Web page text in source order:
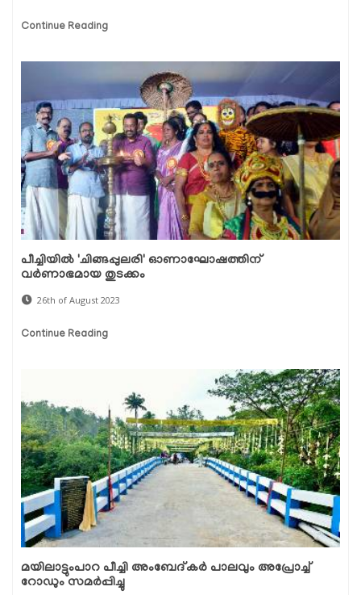
Continue Reading
പീച്ചിയില്‍ 'ചിങ്ങപ്പുലരി' ഓണാഘോഷത്തിന്
വര്‍ണാഭമായ തുടക്കം
26th of August 2023
Continue Reading
മയിലാട്ടുംപാറ പീച്ചി അംബേദ്കർ പാലവും അപ്രോച്ച്
റോഡും സമർപ്പിച്ചു